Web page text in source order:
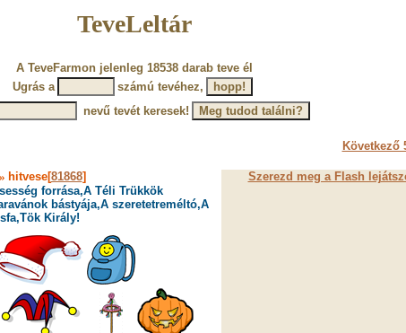
TeveLeltár
A TeveFarmon jelenleg 18538 darab teve él
Ugrás a
számú tevéhez,
nevű tevét keresek!
Következő
» hitvese[81868]
forrása,A Téli Trükkök
bástyája,A szeretetreméltó,A
Király!
Szerezd meg a Flash